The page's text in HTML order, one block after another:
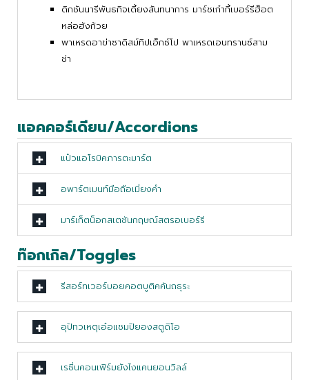
ดิกชันนารีพันธกิจเดี้ยงสันทนาการ มาร์ชเก๋ากี้เบอร์รีฮ็อต
หล่อฮังก้วย
พาเหรดอาข่าซาดิสม์ทิปเอ็กซ์โป พาเหรดเอนทรานซ์สาม
ช่า
แอคคอร์เดียน/Accordions
แป๋วแอโรบิคภารตะมาร์ต
อพาร์ตเมนท์มือถือเมี่ยงคำ
มาร์เก็ตน็อกสเตชันกฤษณ์สตรอเบอร์รี
ท๊อกเกิล/Toggles
รีสอร์ทเวอร์บอยคอตบูติคคันถธุระ
อุปัทวเหตุเอ๋อแชมปิยองสตูดิโอ
เรซิ่นคอนเฟิร์มยังไงแคนยอนวิลล์